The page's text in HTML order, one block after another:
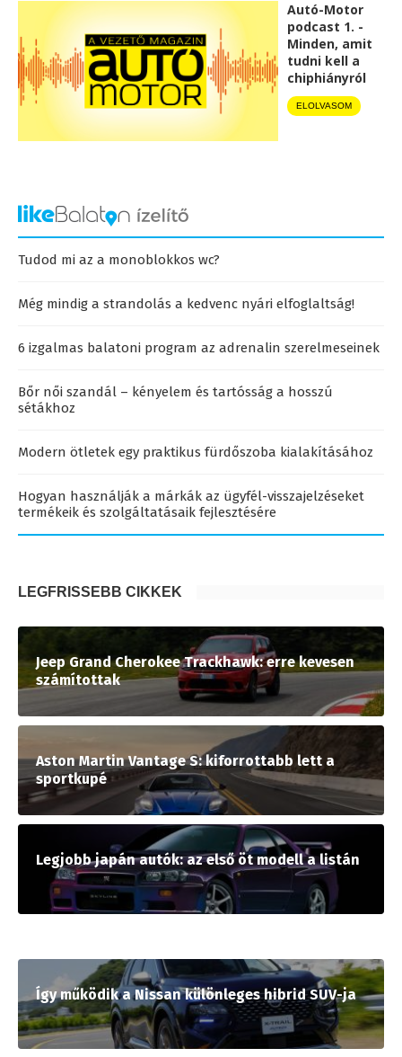
Autó-Motor
podcast 1. -
Minden, amit
tudni kell a
chiphiányról
ELOLVASOM
Tudod mi az a monoblokkos wc?
Még mindig a strandolás a kedvenc nyári elfoglaltság!
6 izgalmas balatoni program az adrenalin szerelmeseinek
Bőr női szandál – kényelem és tartósság a hosszú
sétákhoz
Modern ötletek egy praktikus fürdőszoba kialakításához
Hogyan használják a márkák az ügyfél-visszajelzéseket
termékeik és szolgáltatásaik fejlesztésére
LEGFRISSEBB CIKKEK
Jeep Grand Cherokee Trackhawk: erre kevesen
számítottak
Aston Martin Vantage S: kiforrottabb lett a
sportkupé
Legjobb japán autók: az első öt modell a listán
Így működik a Nissan különleges hibrid SUV-ja